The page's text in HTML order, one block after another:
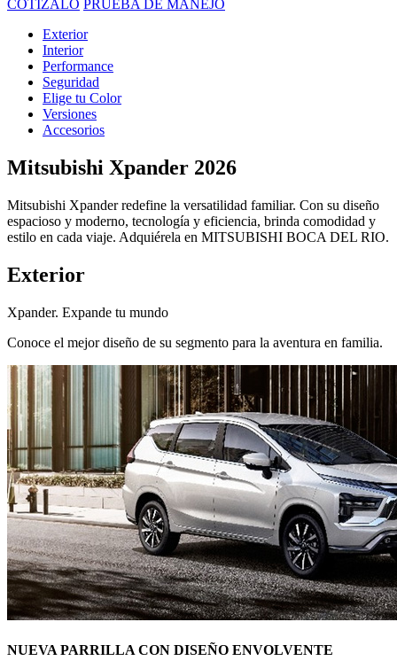
COTÍZALO PRUEBA DE MANEJO
Exterior
Interior
Performance
Seguridad
Elige tu Color
Versiones
Accesorios
Mitsubishi Xpander 2026
Mitsubishi Xpander redefine la versatilidad familiar. Con su diseño
espacioso y moderno, tecnología y eficiencia, brinda comodidad y
estilo en cada viaje. Adquiérela en MITSUBISHI BOCA DEL RIO.
Exterior
Xpander. Expande tu mundo
Conoce el mejor diseño de su segmento para la aventura en familia.
NUEVA PARRILLA CON DISEÑO ENVOLVENTE